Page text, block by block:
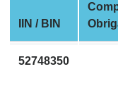
Generator
from
Banks
IIN / BIN
52748350